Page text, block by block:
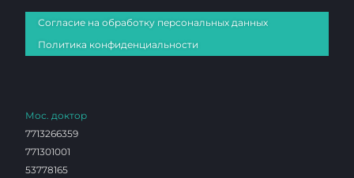
Согласие на обработку персональных данных
Политика конфиденциальности
Мос. доктор
7713266359
771301001
53778165